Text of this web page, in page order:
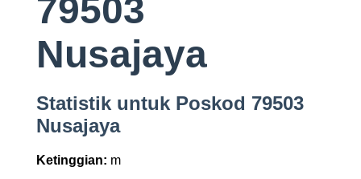
79503
Nusajaya
Statistik untuk Poskod 79503
Nusajaya
Ketinggian: m